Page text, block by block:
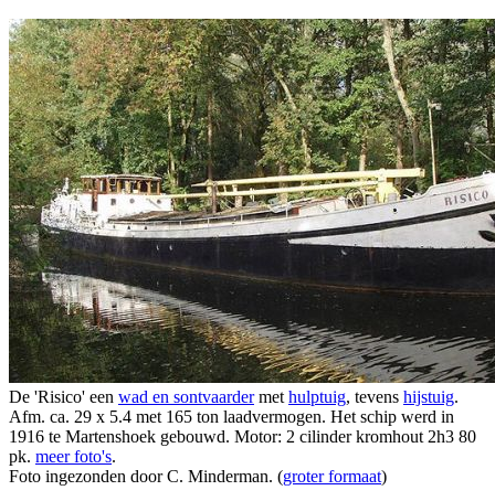
De 'Risico' een wad en sontvaardermet hulptuig, tevens hijstuig.
Afm. ca. 29 x 5.4 met 165 ton laadvermogen. Het schip werd in
1916 te Martenshoek gebouwd. Motor: 2 cilinder kromhout 2h3 80
pk. meer foto's.
Foto ingezonden door C. Minderman. (groter formaat)